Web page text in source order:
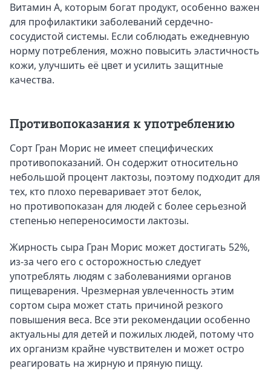
Витамин А, которым богат продукт, особенно важен
для профилактики заболеваний сердечно-
сосудистой системы. Если соблюдать ежедневную
норму потребления, можно повысить эластичность
кожи, улучшить её цвет и усилить защитные
качества.
Противопоказания к употреблению
Сорт Гран Морис не имеет специфических
противопоказаний. Он содержит относительно
небольшой процент лактозы, поэтому подходит для
тех, кто плохо переваривает этот белок,
но противопоказан для людей с более серьезной
степенью непереносимости лактозы.
Жирность сыра Гран Морис может достигать 52%,
из-за чего его с осторожностью следует
употреблять людям с заболеваниями органов
пищеварения. Чрезмерная увлеченность этим
сортом сыра может стать причиной резкого
повышения веса. Все эти рекомендации особенно
актуальны для детей и пожилых людей, потому что
их организм крайне чувствителен и может остро
реагировать на жирную и пряную пищу.